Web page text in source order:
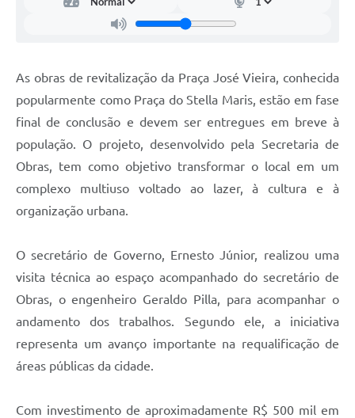
As obras de revitalização da Praça José Vieira, conhecida
popularmente como Praça do Stella Maris, estão em fase
final de conclusão e devem ser entregues em breve à
população. O projeto, desenvolvido pela Secretaria de
Obras, tem como objetivo transformar o local em um
complexo multiuso voltado ao lazer, à cultura e à
organização urbana.
O secretário de Governo, Ernesto Júnior, realizou uma
visita técnica ao espaço acompanhado do secretário de
Obras, o engenheiro Geraldo Pilla, para acompanhar o
andamento dos trabalhos. Segundo ele, a iniciativa
representa um avanço importante na requalificação de
áreas públicas da cidade.
Com investimento de aproximadamente R$ 500 mil em